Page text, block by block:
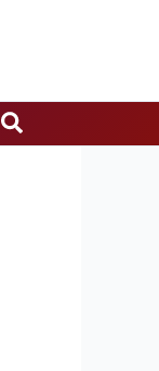
Search